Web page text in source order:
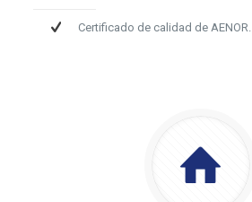
Certificado de calidad de AENOR.